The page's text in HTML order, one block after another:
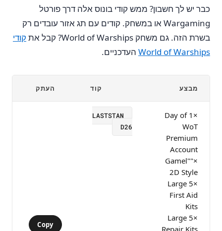
כבר יש לך חשבון? ממש קודי בונוס אלה דרך פורטל
Wargaming או במשחק. קודים עם תג אזור עובדים רק
בשרת הזה. גם משחק World of Warships? קבל את
קודי
World of Warships העדכניים.
מבצע קוד העתק
×1 Day of
WoT
Premium
Account
×"Gamel"
2D Style
×5 Large
First Aid
Kits
×5 Large
Repair Kits
LASTSTAN
D26
Copy